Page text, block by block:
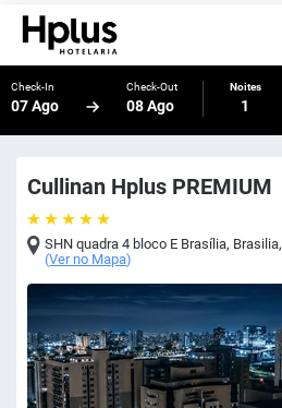
Check-In
07 Ago
Check-Out
08 Ago
Noites
1
Cullinan Hplus PREMIUM
SHN quadra 4 bloco E Brasília, Brasilia,
(Ver no Mapa)